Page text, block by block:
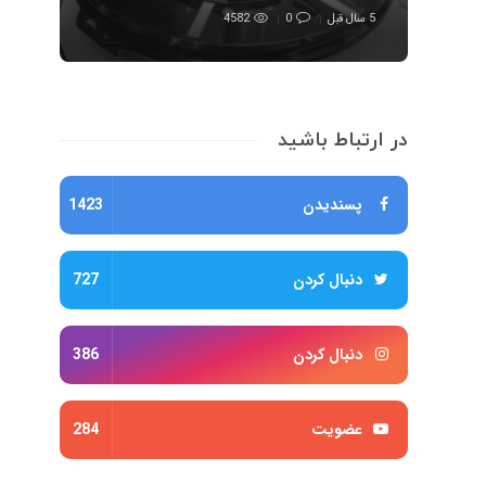
5 سال قبل 0
4582
در ارتباط باشید
پسندیدن 1423
دنبال کردن 727
دنبال کردن 386
عضویت 284